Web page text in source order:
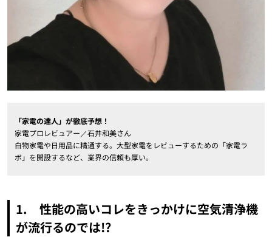
「家電の達人」が徹底予想！
家電プロレビュアー／石井和美さん
白物家電や日用品に精通する。大型家電をレビューするための「家電ラ
ボ」を開設するなど、業界の信頼も厚い。
1. 性能の高いコレをきっかけに空気清浄機
が流行るのでは!?